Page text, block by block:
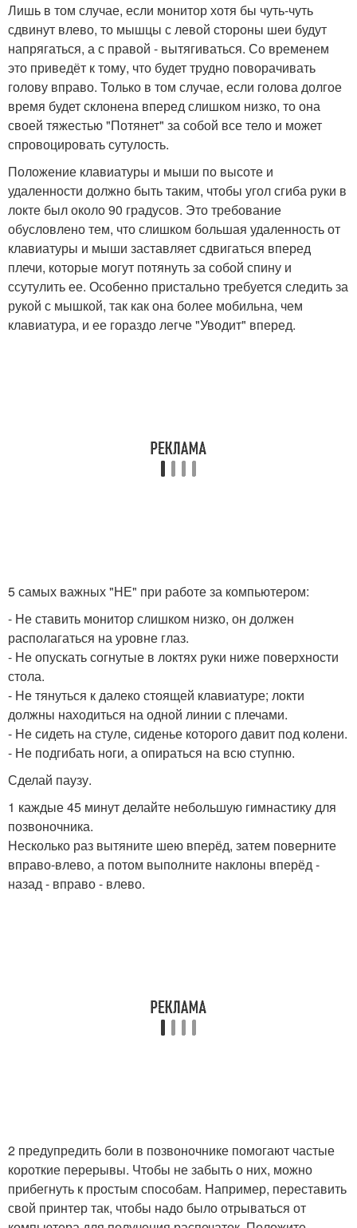
Лишь в том случае, если монитор хотя бы чуть-чуть
сдвинут влево, то мышцы с левой стороны шеи будут
напрягаться, а с правой - вытягиваться. Со временем
это приведёт к тому, что будет трудно поворачивать
голову вправо. Только в том случае, если голова долгое
время будет склонена вперед слишком низко, то она
своей тяжестью "Потянет" за собой все тело и может
спровоцировать сутулость.
Положение клавиатуры и мыши по высоте и
удаленности должно быть таким, чтобы угол сгиба руки в
локте был около 90 градусов. Это требование
обусловлено тем, что слишком большая удаленность от
клавиатуры и мыши заставляет сдвигаться вперед
плечи, которые могут потянуть за собой спину и
ссутулить ее. Особенно пристально требуется следить за
рукой с мышкой, так как она более мобильна, чем
клавиатура, и ее гораздо легче "Уводит" вперед.
5 самых важных "НЕ" при работе за компьютером:
- Не ставить монитор слишком низко, он должен
располагаться на уровне глаз.
- Не опускать согнутые в локтях руки ниже поверхности
стола.
- Не тянуться к далеко стоящей клавиатуре; локти
должны находиться на одной линии с плечами.
- Не сидеть на стуле, сиденье которого давит под колени.
- Не подгибать ноги, а опираться на всю ступню.
Сделай паузу.
1 каждые 45 минут делайте небольшую гимнастику для
позвоночника.
Несколько раз вытяните шею вперёд, затем поверните
вправо-влево, а потом выполните наклоны вперёд -
назад - вправо - влево.
2 предупредить боли в позвоночнике помогают частые
короткие перерывы. Чтобы не забыть о них, можно
прибегнуть к простым способам. Например, переставить
свой принтер так, чтобы надо было отрываться от